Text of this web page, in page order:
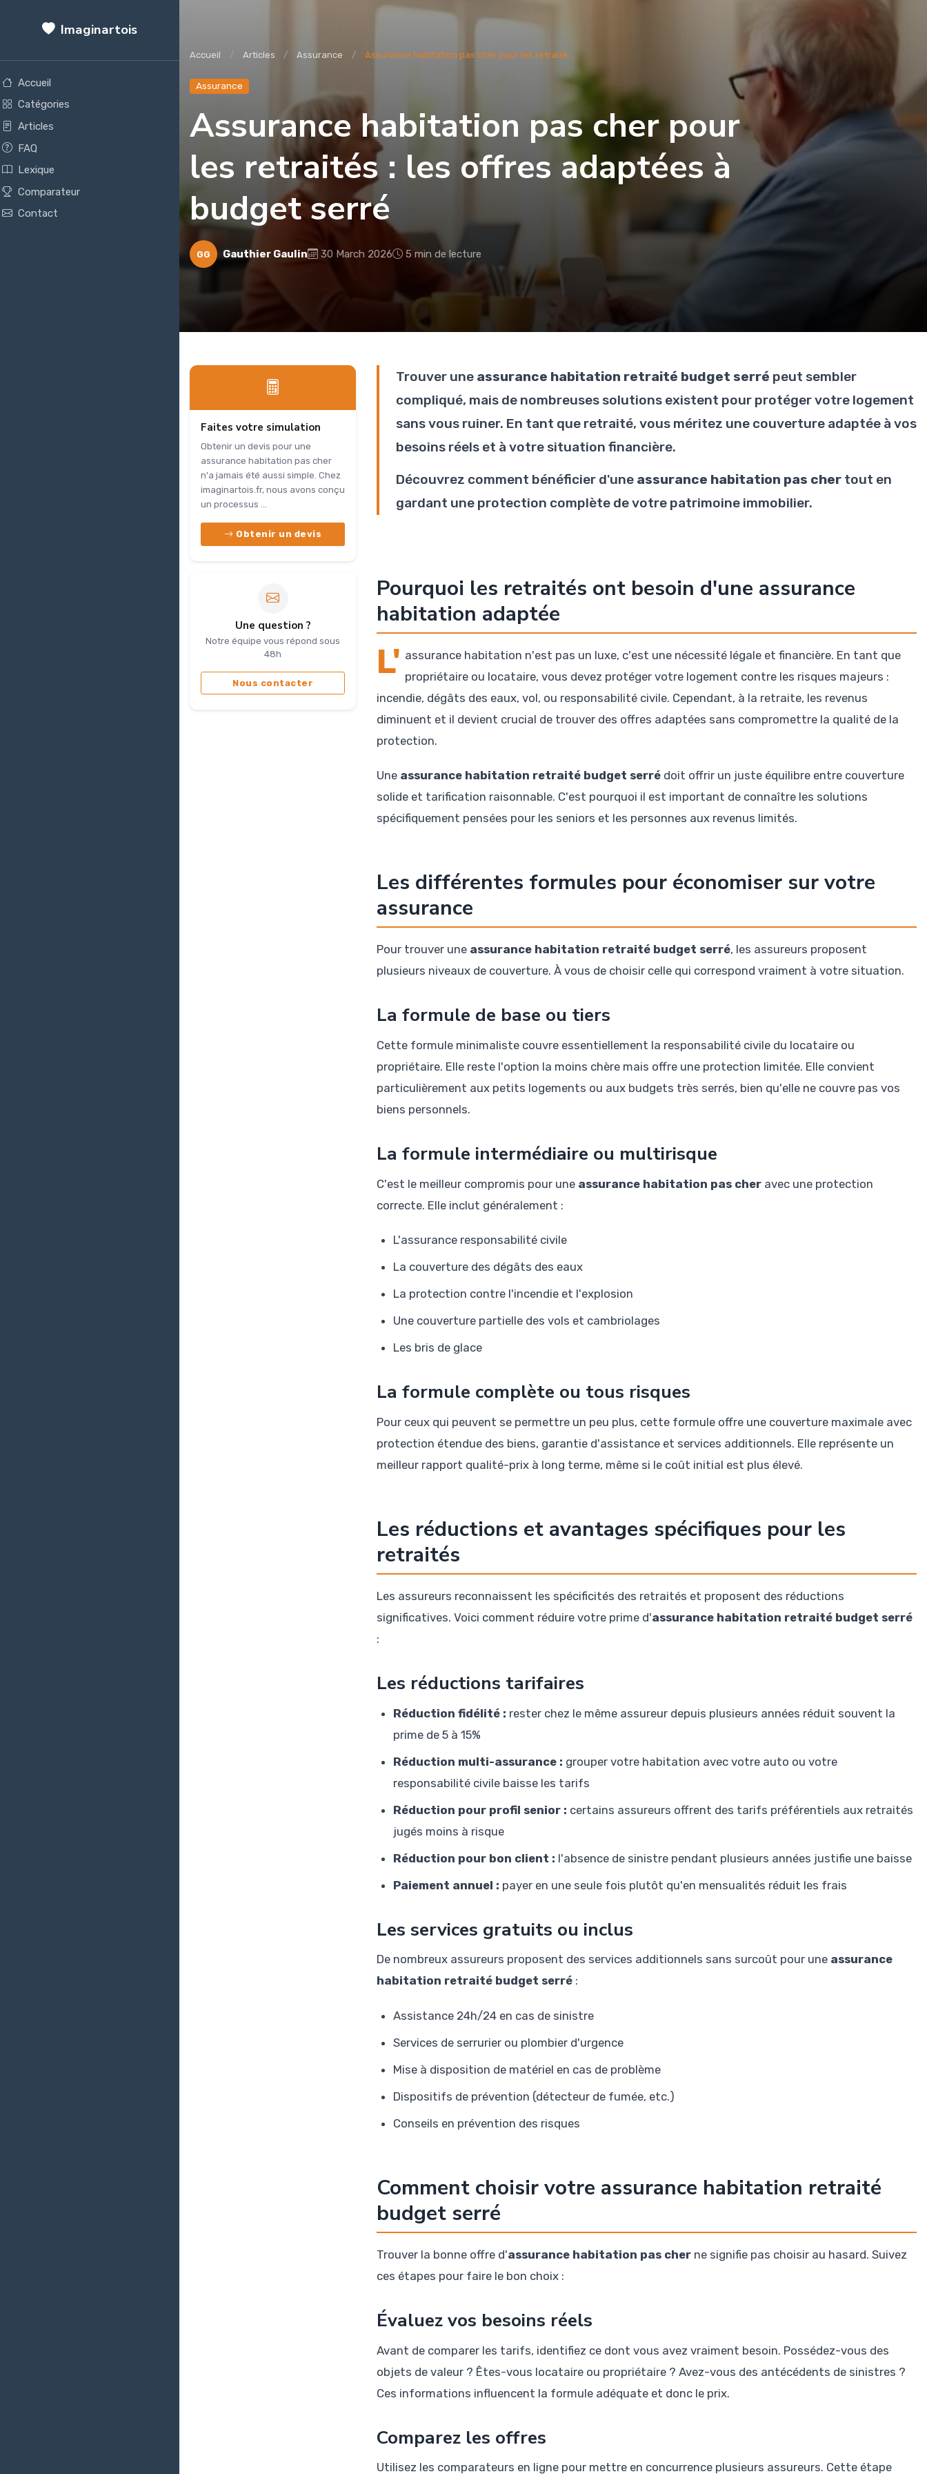
Imaginartois
Accueil
Catégories
Articles
FAQ
Lexique
Comparateur
Contact
Accueil Articles Assurance Assurance habitation pas cher pour les retraité...
Assurance
Assurance habitation pas cher pour
les retraités : les offres adaptées à
budget serré
GG Gauthier Gaulin 30 March 2026 5 min de lecture
Faites votre simulation
Obtenir un devis pour une
assurance habitation pas cher
n'a jamais été aussi simple. Chez
imaginartois.fr, nous avons conçu
un processus ...
Obtenir un devis
Une question ?
Notre équipe vous répond sous
48h
Nous contacter
Trouver une assurance habitation retraité budget serré peut sembler
compliqué, mais de nombreuses solutions existent pour protéger votre logement
sans vous ruiner. En tant que retraité, vous méritez une couverture adaptée à vos
besoins réels et à votre situation financière.
Découvrez comment bénéficier d'une assurance habitation pas cher tout en
gardant une protection complète de votre patrimoine immobilier.
Pourquoi les retraités ont besoin d'une assurance
habitation adaptée
L' assurance habitation n'est pas un luxe, c'est une nécessité légale et financière. En tant que
propriétaire ou locataire, vous devez protéger votre logement contre les risques majeurs :
incendie, dégâts des eaux, vol, ou responsabilité civile. Cependant, à la retraite, les revenus
diminuent et il devient crucial de trouver des offres adaptées sans compromettre la qualité de la
protection.
Une assurance habitation retraité budget serré doit offrir un juste équilibre entre couverture
solide et tarification raisonnable. C'est pourquoi il est important de connaître les solutions
spécifiquement pensées pour les seniors et les personnes aux revenus limités.
Les différentes formules pour économiser sur votre
assurance
Pour trouver une assurance habitation retraité budget serré, les assureurs proposent
plusieurs niveaux de couverture. À vous de choisir celle qui correspond vraiment à votre situation.
La formule de base ou tiers
Cette formule minimaliste couvre essentiellement la responsabilité civile du locataire ou
propriétaire. Elle reste l'option la moins chère mais offre une protection limitée. Elle convient
particulièrement aux petits logements ou aux budgets très serrés, bien qu'elle ne couvre pas vos
biens personnels.
La formule intermédiaire ou multirisque
C'est le meilleur compromis pour une assurance habitation pas cher avec une protection
correcte. Elle inclut généralement :
L'assurance responsabilité civile
La couverture des dégâts des eaux
La protection contre l'incendie et l'explosion
Une couverture partielle des vols et cambriolages
Les bris de glace
La formule complète ou tous risques
Pour ceux qui peuvent se permettre un peu plus, cette formule offre une couverture maximale avec
protection étendue des biens, garantie d'assistance et services additionnels. Elle représente un
meilleur rapport qualité-prix à long terme, même si le coût initial est plus élevé.
Les réductions et avantages spécifiques pour les
retraités
Les assureurs reconnaissent les spécificités des retraités et proposent des réductions
significatives. Voici comment réduire votre prime d'assurance habitation retraité budget serré
:
Les réductions tarifaires
Réduction fidélité : rester chez le même assureur depuis plusieurs années réduit souvent la
prime de 5 à 15%
Réduction multi-assurance : grouper votre habitation avec votre auto ou votre
responsabilité civile baisse les tarifs
Réduction pour profil senior : certains assureurs offrent des tarifs préférentiels aux retraités
jugés moins à risque
Réduction pour bon client : l'absence de sinistre pendant plusieurs années justifie une baisse
Paiement annuel : payer en une seule fois plutôt qu'en mensualités réduit les frais
Les services gratuits ou inclus
De nombreux assureurs proposent des services additionnels sans surcoût pour une assurance
habitation retraité budget serré :
Assistance 24h/24 en cas de sinistre
Services de serrurier ou plombier d'urgence
Mise à disposition de matériel en cas de problème
Dispositifs de prévention (détecteur de fumée, etc.)
Conseils en prévention des risques
Comment choisir votre assurance habitation retraité
budget serré
Trouver la bonne offre d'assurance habitation pas cher ne signifie pas choisir au hasard. Suivez
ces étapes pour faire le bon choix :
Évaluez vos besoins réels
Avant de comparer les tarifs, identifiez ce dont vous avez vraiment besoin. Possédez-vous des
objets de valeur ? Êtes-vous locataire ou propriétaire ? Avez-vous des antécédents de sinistres ?
Ces informations influencent la formule adéquate et donc le prix.
Comparez les offres
Utilisez les comparateurs en ligne pour mettre en concurrence plusieurs assureurs. Cette étape